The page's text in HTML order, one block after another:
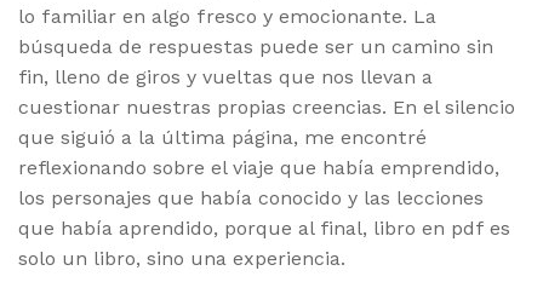
lo familiar en algo fresco y emocionante. La
búsqueda de respuestas puede ser un camino sin
fin, lleno de giros y vueltas que nos llevan a
cuestionar nuestras propias creencias. En el silencio
que siguió a la última página, me encontré
reflexionando sobre el viaje que había emprendido,
los personajes que había conocido y las lecciones
que había aprendido, porque al final, libro en pdf es
solo un libro, sino una experiencia.